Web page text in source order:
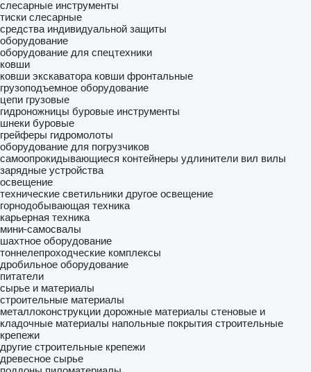
слесарные инструменты
тиски слесарные
средства индивидуальной защиты
оборудование
оборудование для спецтехники
ковши
ковши экскаватора ковши фронтальные
грузоподъемное оборудование
цепи грузовые
гидроножницы буровые инструменты
шнеки буровые
грейферы гидромолоты
оборудование для погрузчиков
самоопрокидывающиеся контейнеры удлинители вил вилы
зарядные устройства
освещение
технические светильники другое освещение
горнодобывающая техника
карьерная техника
мини-самосвалы
шахтное оборудование
тоннелепроходческие комплексы
дробильное оборудование
питатели
сырье и материалы
строительные материалы
металлоконструкции дорожные материалы стеновые и
кладочные материалы напольные покрытия строительные
крепежи
другие строительные крепежи
древесное сырье